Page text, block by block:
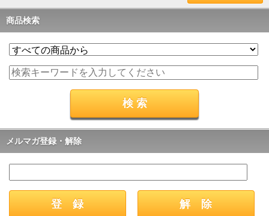
商品検索
メルマガ登録・解除